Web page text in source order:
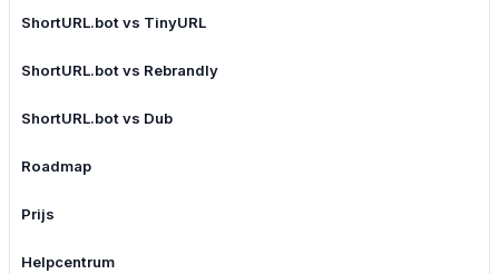
ShortURL.bot vs TinyURL
ShortURL.bot vs Rebrandly
ShortURL.bot vs Dub
Roadmap
Prijs
Helpcentrum